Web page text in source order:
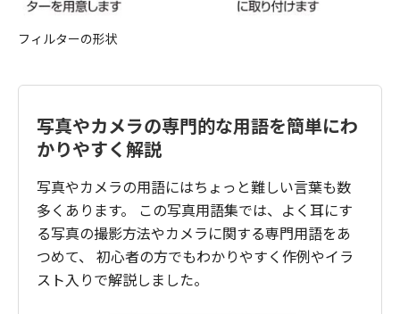
フィルターの形状
写真やカメラの専門的な用語を簡単にわ
かりやすく解説
写真やカメラの用語にはちょっと難しい言葉も数
多くあります。 この写真用語集では、よく耳にす
る写真の撮影方法やカメラに関する専門用語をあ
つめて、 初心者の方でもわかりやすく作例やイラ
スト入りで解説しました。